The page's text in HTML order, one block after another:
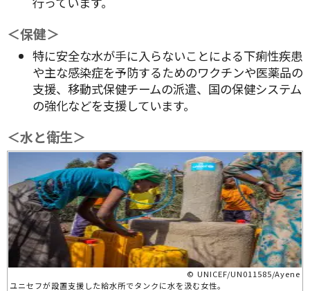
＜保健＞
特に安全な水が手に入らないことによる下痢性疾患
や主な感染症を予防するためのワクチンや医薬品の
支援、移動式保健チームの派遣、国の保健システム
の強化などを支援しています。
＜水と衛生＞
© UNICEF/UN011585/Ayene
ユニセフが設置支援した給水所でタンクに水を汲む女性。